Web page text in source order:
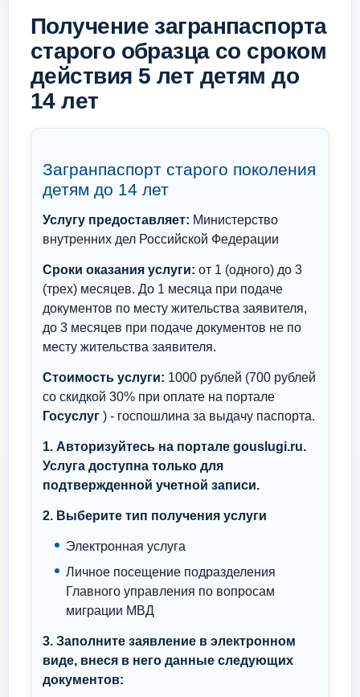
Получение загранпаспорта
старого образца со сроком
действия 5 лет детям до
14 лет
Загранпаспорт старого поколения
детям до 14 лет
Услугу предоставляет: Министерство
внутренних дел Российской Федерации
Сроки оказания услуги: от 1 (одного) до 3
(трех) месяцев. До 1 месяца при подаче
документов по месту жительства заявителя,
до 3 месяцев при подаче документов не по
месту жительства заявителя.
Стоимость услуги: 1000 рублей (700 рублей
со скидкой 30% при оплате на портале
Госуслуг ) - госпошлина за выдачу паспорта.
1. Авторизуйтесь на портале gouslugi.ru.
Услуга доступна только для
подтвержденной учетной записи.
2. Выберите тип получения услуги
Электронная услуга
Личное посещение подразделения
Главного управления по вопросам
миграции МВД
3. Заполните заявление в электронном
виде, внеся в него данные следующих
документов: